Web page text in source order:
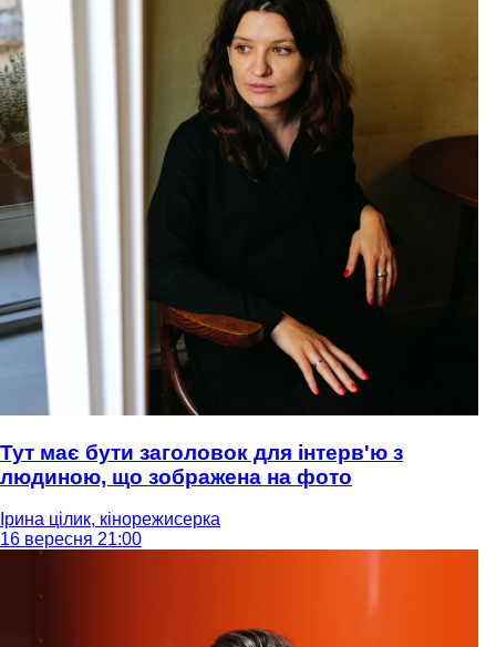
Тут має бути заголовок для інтерв'ю з
людиною, що зображена на фото
Ірина цілик, кінорежисерка
16 вересня 21:00